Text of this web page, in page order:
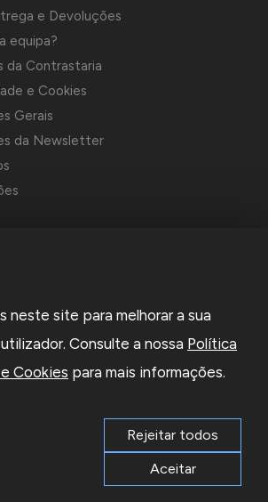
e Devoluções
equipa?
da Contrastaria
e Cookies
Gerais
da Newsletter
de Privacidadee os Termos e Condições
Subscrever
neste site para melhorar a sua
Consulte a nossa Política
Cookies para mais informações.
Rejeitar todos
Aceitar